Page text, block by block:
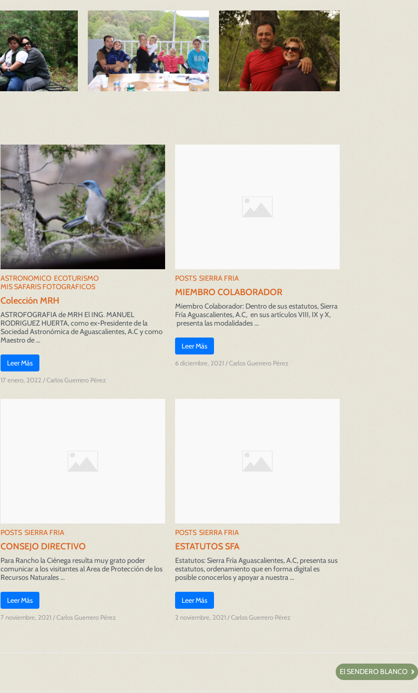
ASTRONOMICO ECOTURISMO
MIS SAFARIS FOTOGRAFICOS
Colección MRH
ASTROFOGRAFIA de MRH El ING. MANUEL
RODRIGUEZ HUERTA, como ex-Presidente de la
Sociedad Astronómica de Aguascalientes, A.C y como
Maestro de ...
Leer Más
17 enero, 2022 /Carlos Guerrero Pérez
POSTS SIERRA FRIA
MIEMBRO COLABORADOR
Miembro Colaborador: Dentro de sus estatutos, Sierra
Fría Aguascalientes, A.C, en sus artículos VIII, IX y X,
presenta las modalidades ...
Leer Más
6 diciembre, 2021 /Carlos Guerrero Pérez
POSTS SIERRA FRIA
CONSEJO DIRECTIVO
Para Rancho la Ciénega resulta muy grato poder
comunicar a los visitantes al Area de Protección de los
Recursos Naturales ...
Leer Más
7 noviembre, 2021 /Carlos Guerrero Pérez
POSTS SIERRA FRIA
ESTATUTOS SFA
Estatutos: Sierra Fría Aguascalientes, A.C, presenta sus
estatutos, ordenamiento que en forma digital es
posible conocerlos y apoyar a nuestra ...
Leer Más
2 noviembre, 2021 /Carlos Guerrero Pérez
El SENDERO BLANCO